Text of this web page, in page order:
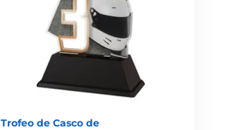
Trofeo de Casco de